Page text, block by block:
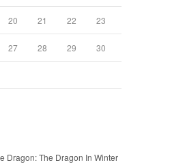
20 21 22 23
27 28 29 30
Dragon: The Dragon In Winter